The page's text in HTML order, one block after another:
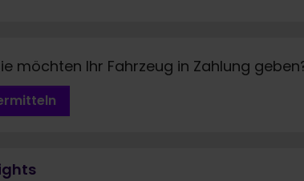
möchten Ihr Fahrzeug in Zahlung